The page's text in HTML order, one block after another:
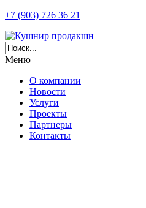
+7 (903) 726 36 21
Меню
О компании
Новости
Услуги
Проекты
Партнеры
Контакты